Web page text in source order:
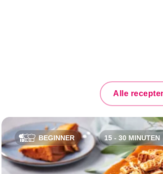
Alle
BEGINNER 15 - 30 MINUTEN